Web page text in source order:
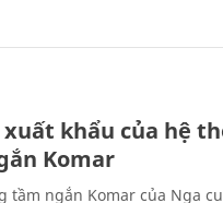
khẩu của hệ
Komar
tầm ngắn Komar của Nga